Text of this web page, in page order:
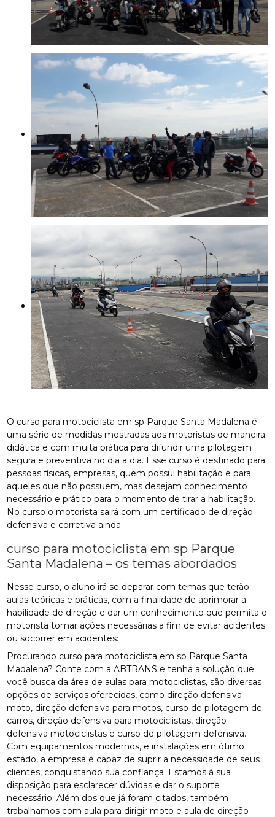
O curso para motociclista em sp Parque Santa Madalena é
uma série de medidas mostradas aos motoristas de maneira
didática e com muita prática para difundir uma pilotagem
segura e preventiva no dia a dia. Esse curso é destinado para
pessoas físicas, empresas, quem possui habilitação e para
aqueles que não possuem, mas desejam conhecimento
necessário e prático para o momento de tirar a habilitação.
No curso o motorista sairá com um certificado de direção
defensiva e corretiva ainda.
curso para motociclista em sp Parque
Santa Madalena – os temas abordados
Nesse curso, o aluno irá se deparar com temas que terão
aulas teóricas e práticas, com a finalidade de aprimorar a
habilidade de direção e dar um conhecimento que permita o
motorista tomar ações necessárias a fim de evitar acidentes
ou socorrer em acidentes:
Procurando curso para motociclista em sp Parque Santa
Madalena? Conte com a ABTRANS e tenha a solução que
você busca da área de aulas para motociclistas, são diversas
opções de serviços oferecidas, como direção defensiva
moto, direção defensiva para motos, curso de pilotagem de
carros, direção defensiva para motociclistas, direção
defensiva motociclistas e curso de pilotagem defensiva.
Com equipamentos modernos, e instalações em ótimo
estado, a empresa é capaz de suprir a necessidade de seus
clientes, conquistando sua confiança. Estamos à sua
disposição para esclarecer dúvidas e dar o suporte
necessário. Além dos que já foram citados, também
trabalhamos com aula para dirigir moto e aula de direção